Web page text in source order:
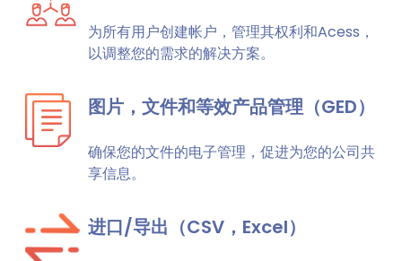
为所有用户创建帐户，管理其权利和Acess，
以调整您的需求的解决方案。
图片，文件和等效产品管理（GED）
确保您的文件的电子管理，促进为您的公司共
享信息。
进口/导出（CSV，Excel）